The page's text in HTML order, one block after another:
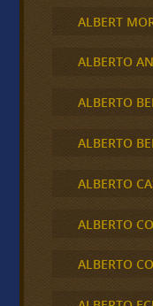
ALBERT
ALBERTO
ALBERTO
ALBERTO
ALBERTO
ALBERTO
ALBERTO